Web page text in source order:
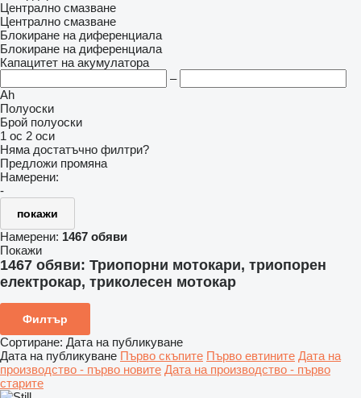
Централно смазване
Централно смазване
Блокиране на диференциала
Блокиране на диференциала
Капацитет на акумулатора
–
Ah
Полуоски
Брой полуоски
1 ос 2 оси
Няма достатъчно филтри?
Предложи промяна
Намерени:
-
покажи
Намерени: 1467 обяви
Покажи
1467 обяви: Триопорни мотокари, триопорен
електрокар, триколесен мотокар
Филтър
Сортиране: Дата на публикуване
Дата на публикуване Първо скъпите Първо евтините Дата на
производство - първо новите Дата на производство - първо
старите